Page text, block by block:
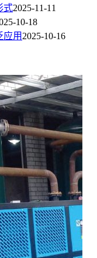
式​2025-11-11
10-18
应用 2025-10-16